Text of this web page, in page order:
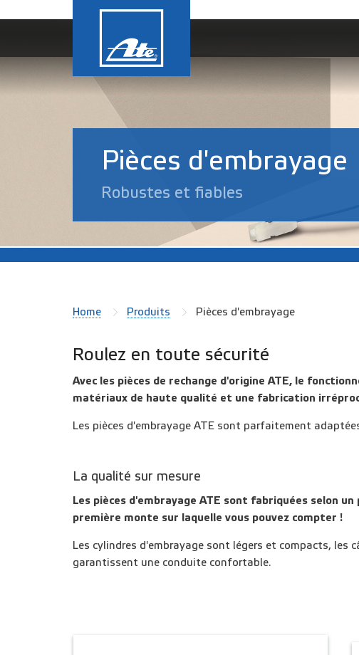
Pièces d'embrayage
Robustes et fiables
Home Produits Pièces d'embrayage
Roulez en toute sécurité
Avec les pièces de rechange d'origine ATE, le
matériaux de haute qualité et une fabrication
Les pièces d'embrayage ATE sont parfaitement
La qualité sur mesure
Les pièces d'embrayage ATE sont fabriquées selon
première monte sur laquelle vous pouvez compter !
Les cylindres d'embrayage sont légers et compacts,
garantissent une conduite confortable.